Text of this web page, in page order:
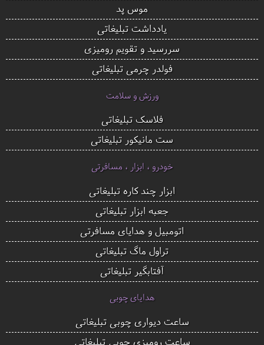
موس پد
یادداشت تبلیغاتی
سررسید و تقویم رومیزی
فولدر چرمی تبلیغاتی
ورزش و سلامت
فلاسک تبلیغاتی
ست مانیکور تبلیغاتی
خودرو ، ابزار ، مسافرتی
ابزار چند کاره تبلیغاتی
جعبه ابزار تبلیغاتی
اتومبیل و هدایای مسافرتی
تراول ماگ تبلیغاتی
آفتابگیر تبلیغاتی
هدایای چوبی
ساعت دیواری چوبی تبلیغاتی
ساعت رومیزی چوبی تبلیغاتی